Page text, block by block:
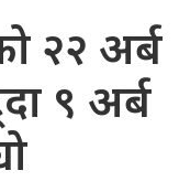
२२ अर्ब
९ अर्ब